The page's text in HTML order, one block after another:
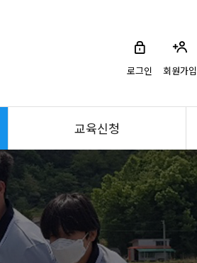
로그인 회원가입
교육신청